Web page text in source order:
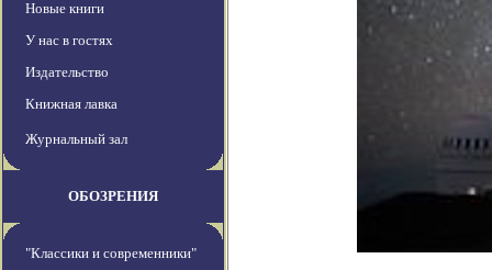
Новые книги
У нас в гостях
Издательство
Книжная лавка
Журнальный зал
ОБОЗРЕНИЯ
"Классики и современники"